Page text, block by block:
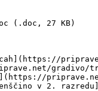
(.doc, 27 KB)
gradivo/
v 2.